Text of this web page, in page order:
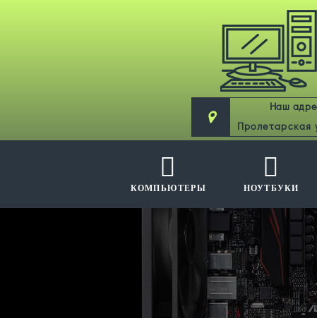
Наш
Пролетарская
КОМПЬЮТЕРЫ НОУТБУКИ